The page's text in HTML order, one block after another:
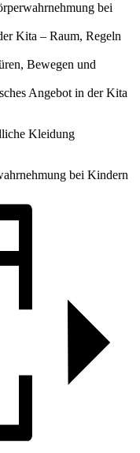
bei
Kita – Raum, Regeln
Bewegen und
Angebot in der Kita
Kleidung
bei Kindern